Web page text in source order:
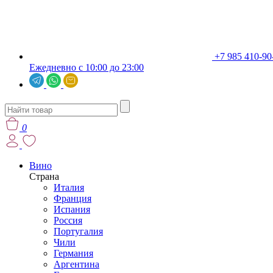
+7 985 410-
Ежедневно с 10:00 до 23:00
0
Вино
Страна
Италия
Франция
Испания
Россия
Португалия
Чили
Германия
Аргентина